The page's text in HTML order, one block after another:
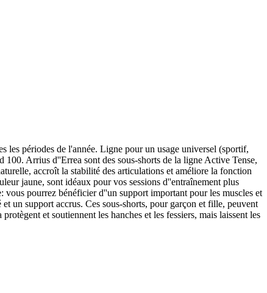
les périodes de l'année. Ligne pour un usage universel (sportif,
Arrius d''Errea sont des sous-shorts de la ligne Active Tense,
accroît la stabilité des articulations et améliore la fonction
jaune, sont idéaux pour vos sessions d''entraînement plus
pourrez bénéficier d''un support important pour les muscles et
un support accrus. Ces sous-shorts, pour garçon et fille, peuvent
et soutiennent les hanches et les fessiers, mais laissent les